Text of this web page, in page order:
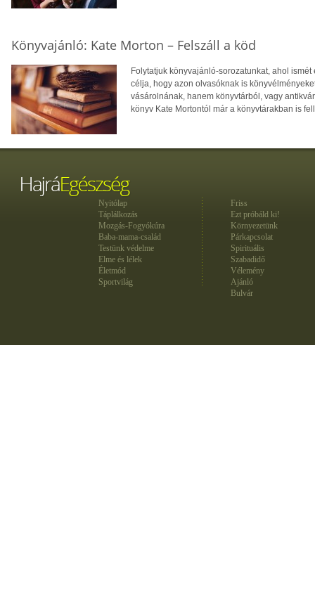
Könyvajánló: Kate Morton – Felszáll a köd
Folytatjuk könyvajánló-sorozatunkat, ahol
célja, hogy azon olvasóknak is
vásárolnának, hanem könyvtárból, vagy
könyv Kate Mortontól már a könyvtárakban is
Nyitólap
Táplálkozás
Mozgás-Fogyókúra
Baba-mama-család
Testünk védelme
Elme és lélek
Életmód
Sportvilág
Friss
Ezt próbáld ki!
Környezetünk
Párkapcsolat
Spirituális
Szabadidő
Vélemény
Ajánló
Bulvár